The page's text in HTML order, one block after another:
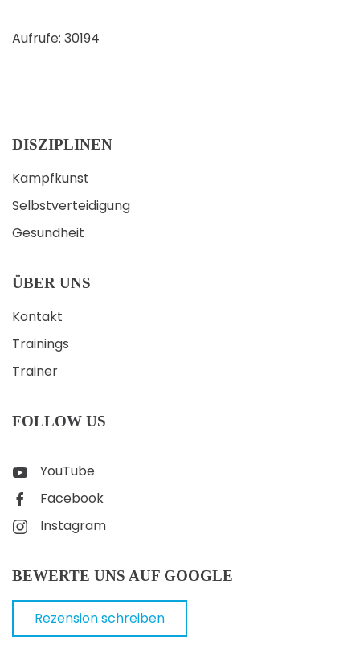
Aufrufe: 30194
DISZIPLINEN
Kampfkunst
Selbstverteidigung
Gesundheit
ÜBER UNS
Kontakt
Trainings
Trainer
FOLLOW US
YouTube
Facebook
Instagram
BEWERTE UNS AUF GOOGLE
Rezension schreiben